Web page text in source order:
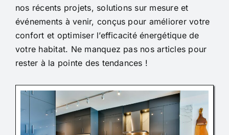
nos récents projets, solutions sur mesure et
événements à venir, conçus pour améliorer votre
confort et optimiser l’efficacité énergétique de
votre habitat. Ne manquez pas nos articles pour
rester à la pointe des tendances !